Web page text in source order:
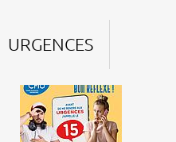
URGENCES